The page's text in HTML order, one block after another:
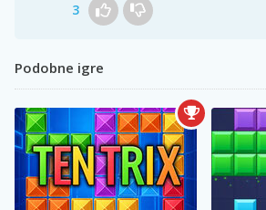
3
Podobne igre